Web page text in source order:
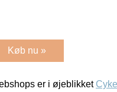
Køb nu »
er i øjeblikket